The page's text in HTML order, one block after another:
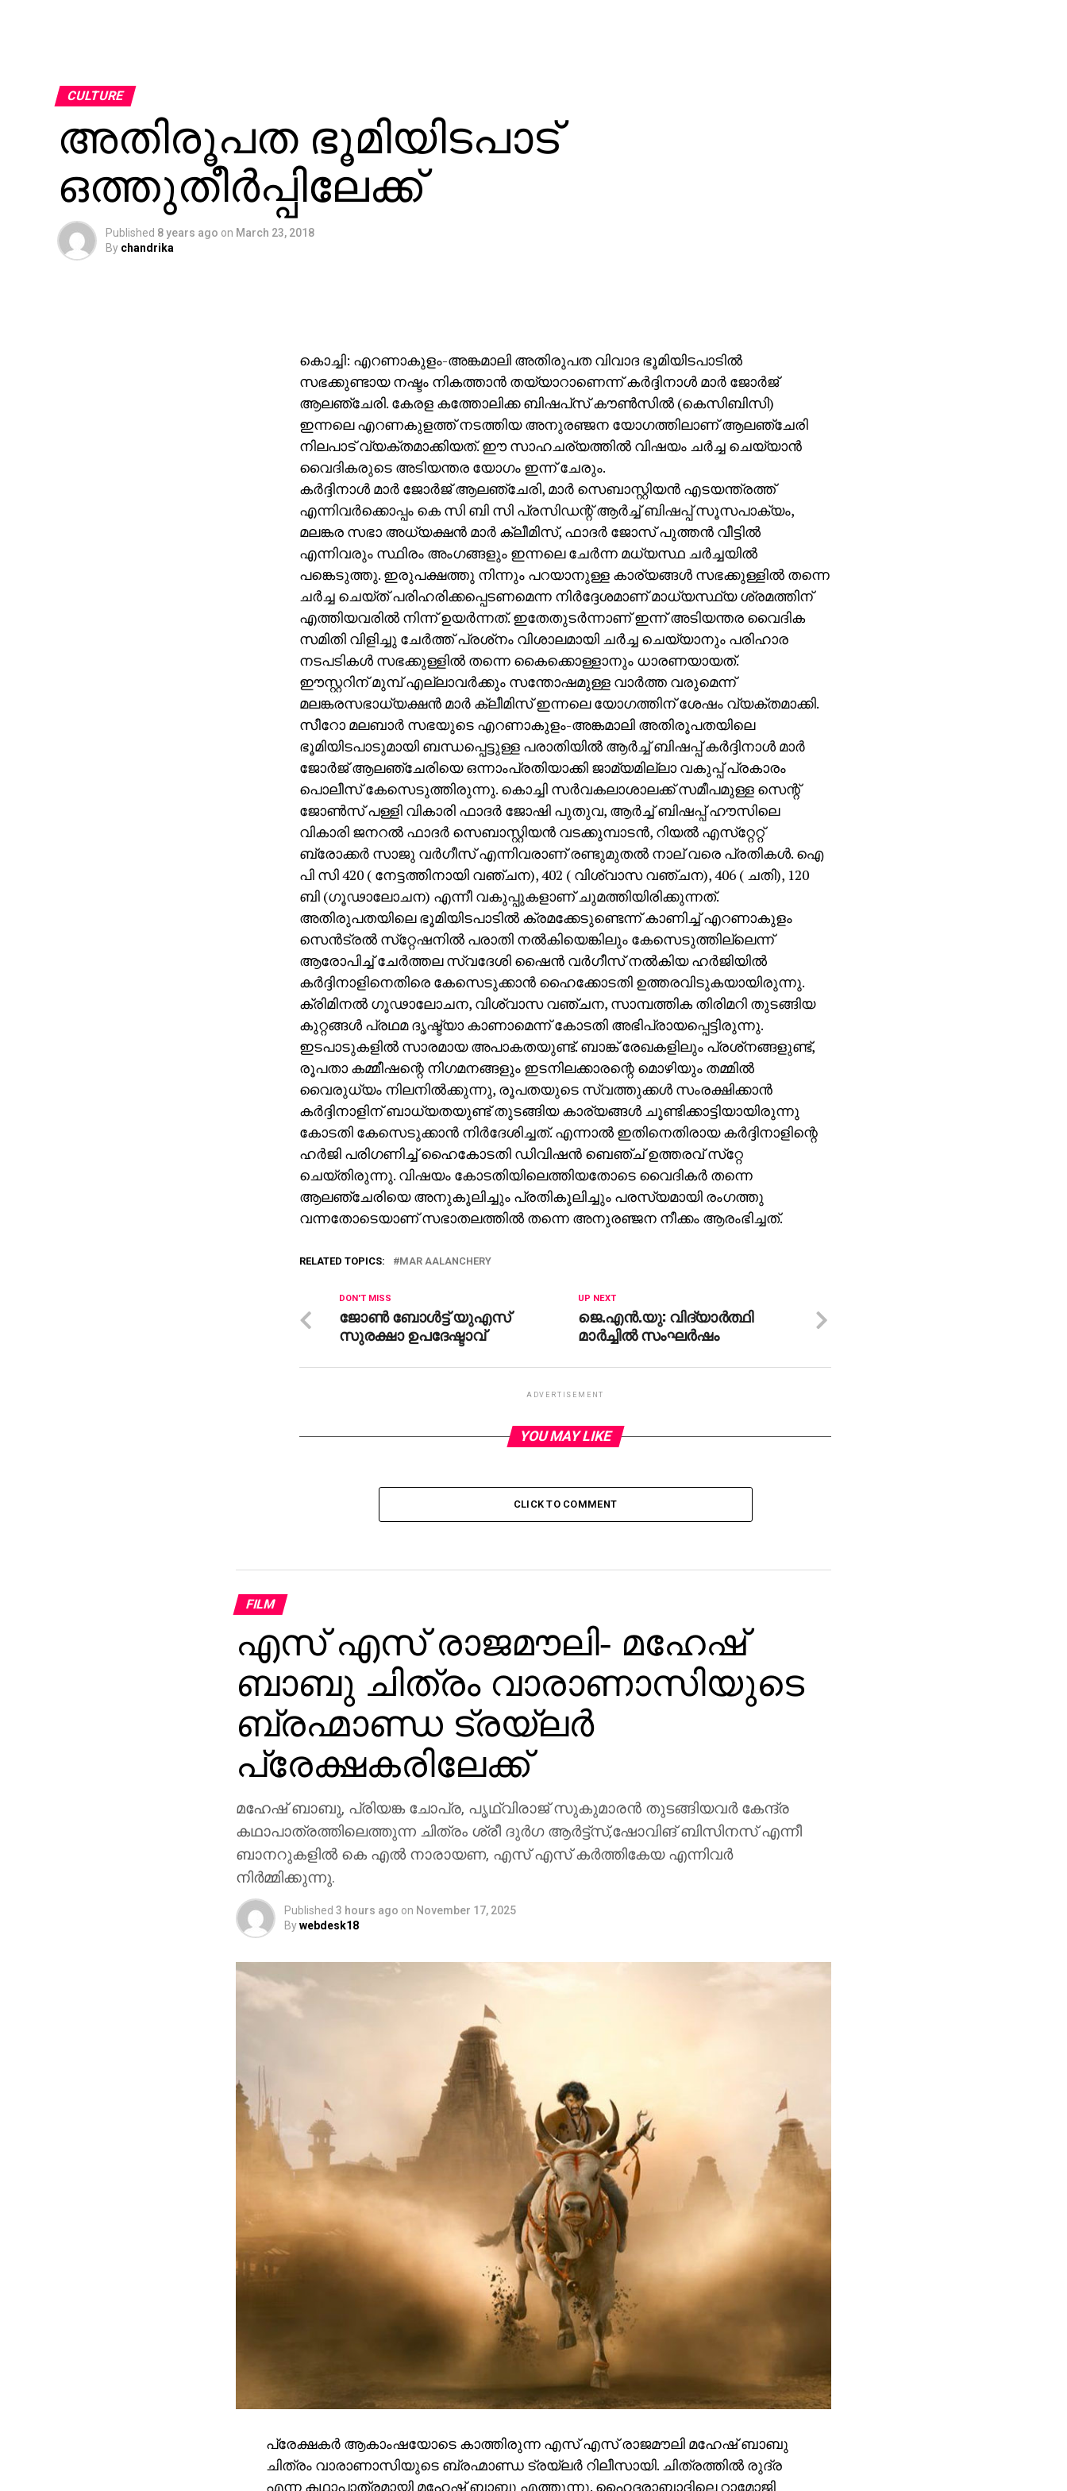
CULTURE
അതിരൂപത ഭൂമിയിടപാട്
ഒത്തുതീര്‍പ്പിലേക്ക്
Published 8 years ago on March 23, 2018
By chandrika
കൊച്ചി: എറണാകുളം-അങ്കമാലി അതിരുപത വിവാദ ഭൂമിയിടപാടില്‍
സഭക്കുണ്ടായ നഷ്ടം നികത്താന്‍ തയ്യാറാണെന്ന് കര്‍ദ്ദിനാള്‍ മാര്‍ ജോര്‍ജ്
ആലഞ്ചേരി. കേരള കത്തോലിക്ക ബിഷപ്‌സ് കൗണ്‍സില്‍ (കെസിബിസി)
ഇന്നലെ എറണകുളത്ത് നടത്തിയ അനുരഞ്ജന യോഗത്തിലാണ് ആലഞ്ചേരി
നിലപാട് വ്യക്തമാക്കിയത്. ഈ സാഹചര്യത്തില്‍ വിഷയം ചര്‍ച്ച ചെയ്യാന്‍
വൈദികരുടെ അടിയന്തര യോഗം ഇന്ന് ചേരും.
കര്‍ദ്ദിനാള്‍ മാര്‍ ജോര്‍ജ് ആലഞ്ചേരി, മാര്‍ സെബാസ്റ്റിയന്‍ എടയന്ത്രത്ത്
എന്നിവര്‍ക്കൊപ്പം കെ സി ബി സി പ്രസിഡന്റ് ആര്‍ച്ച് ബിഷപ്പ് സൂസപാക്യം,
മലങ്കര സഭാ അധ്യക്ഷന്‍ മാര്‍ ക്ലീമിസ്, ഫാദര്‍ ജോസ് പുത്തന്‍ വീട്ടില്‍
എന്നിവരും സ്ഥിരം അംഗങ്ങളും ഇന്നലെ ചേര്‍ന്ന മധ്യസ്ഥ ചര്‍ച്ചയില്‍
പങ്കെടുത്തു. ഇരുപക്ഷത്തു നിന്നും പറയാനുള്ള കാര്യങ്ങള്‍ സഭക്കുള്ളില്‍ തന്നെ
ചര്‍ച്ച ചെയ്ത് പരിഹരിക്കപ്പെടണമെന്ന നിര്‍ദ്ദേശമാണ് മാധ്യസ്ഥ്യ ശ്രമത്തിന്
എത്തിയവരില്‍ നിന്ന് ഉയര്‍ന്നത്. ഇതേതുടര്‍ന്നാണ് ഇന്ന് അടിയന്തര വൈദിക
സമിതി വിളിച്ചു ചേര്‍ത്ത് പ്രശ്‌നം വിശാലമായി ചര്‍ച്ച ചെയ്യാനും പരിഹാര
നടപടികള്‍ സഭക്കുള്ളില്‍ തന്നെ കൈക്കൊള്ളാനും ധാരണയായത്.
ഈസ്റ്ററിന് മുമ്പ് എല്ലാവര്‍ക്കും സന്തോഷമുള്ള വാര്‍ത്ത വരുമെന്ന്
മലങ്കരസഭാധ്യക്ഷന്‍ മാര്‍ ക്ലീമിസ് ഇന്നലെ യോഗത്തിന് ശേഷം വ്യക്തമാക്കി.
സീറോ മലബാര്‍ സഭയുടെ എറണാകുളം-അങ്കമാലി അതിരൂപതയിലെ
ഭൂമിയിടപാടുമായി ബന്ധപ്പെട്ടുള്ള പരാതിയില്‍ ആര്‍ച്ച് ബിഷപ്പ് കര്‍ദ്ദിനാള്‍ മാര്‍
ജോര്‍ജ് ആലഞ്ചേരിയെ ഒന്നാംപ്രതിയാക്കി ജാമ്യമില്ലാ വകുപ്പ് പ്രകാരം
പൊലീസ് കേസെടുത്തിരുന്നു. കൊച്ചി സര്‍വകലാശാലക്ക് സമീപമുള്ള സെന്റ്
ജോണ്‍സ് പള്ളി വികാരി ഫാദര്‍ ജോഷി പുതുവ, ആര്‍ച്ച് ബിഷപ്പ് ഹൗസിലെ
വികാരി ജനറല്‍ ഫാദര്‍ സെബാസ്റ്റിയന്‍ വടക്കുമ്പാടന്‍, റിയല്‍ എസ്‌റ്റേറ്റ്
ബ്രോക്കര്‍ സാജു വര്‍ഗീസ് എന്നിവരാണ് രണ്ടുമുതല്‍ നാല് വരെ പ്രതികള്‍. ഐ
പി സി 420 ( നേട്ടത്തിനായി വഞ്ചന), 402 ( വിശ്വാസ വഞ്ചന), 406 ( ചതി), 120
ബി (ഗൂഢാലോചന) എന്നീ വകുപ്പുകളാണ് ചുമത്തിയിരിക്കുന്നത്.
അതിരുപതയിലെ ഭൂമിയിടപാടില്‍ ക്രമക്കേടുണ്ടെന്ന് കാണിച്ച് എറണാകുളം
സെന്‍ട്രല്‍ സ്‌റ്റേഷനില്‍ പരാതി നല്‍കിയെങ്കിലും കേസെടുത്തില്ലെന്ന്
ആരോപിച്ച് ചേര്‍ത്തല സ്വദേശി ഷൈന്‍ വര്‍ഗീസ് നല്‍കിയ ഹര്‍ജിയില്‍
കര്‍ദ്ദിനാളിനെതിരെ കേസെടുക്കാന്‍ ഹൈക്കോടതി ഉത്തരവിടുകയായിരുന്നു.
ക്രിമിനല്‍ ഗൂഢാലോചന, വിശ്വാസ വഞ്ചന, സാമ്പത്തിക തിരിമറി തുടങ്ങിയ
കുറ്റങ്ങള്‍ പ്രഥമ ദൃഷ്ട്യാ കാണാമെന്ന് കോടതി അഭിപ്രായപ്പെട്ടിരുന്നു.
ഇടപാടുകളില്‍ സാരമായ അപാകതയുണ്ട്. ബാങ്ക് രേഖകളിലും പ്രശ്‌നങ്ങളുണ്ട്,
രൂപതാ കമ്മീഷന്റെ നിഗമനങ്ങളും ഇടനിലക്കാരന്റെ മൊഴിയും തമ്മില്‍
വൈരുധ്യം നിലനില്‍ക്കുന്നു, രൂപതയുടെ സ്വത്തുക്കള്‍ സംരക്ഷിക്കാന്‍
കര്‍ദ്ദിനാളിന് ബാധ്യതയുണ്ട് തുടങ്ങിയ കാര്യങ്ങള്‍ ചൂണ്ടിക്കാട്ടിയായിരുന്നു
കോടതി കേസെടുക്കാന്‍ നിര്‍ദേശിച്ചത്. എന്നാല്‍ ഇതിനെതിരായ കര്‍ദ്ദിനാളിന്റെ
ഹര്‍ജി പരിഗണിച്ച് ഹൈകോടതി ഡിവിഷന്‍ ബെഞ്ച് ഉത്തരവ് സ്‌റ്റേ
ചെയ്തിരുന്നു. വിഷയം കോടതിയിലെത്തിയതോടെ വൈദികര്‍ തന്നെ
ആലഞ്ചേരിയെ അനുകൂലിച്ചും പ്രതികൂലിച്ചും പരസ്യമായി രംഗത്തു
വന്നതോടെയാണ് സഭാതലത്തില്‍ തന്നെ അനുരഞ്ജന നീക്കം ആരംഭിച്ചത്.
RELATED TOPICS: MAR AALANCHERY
UP NEXT
ജെ.എന്‍.യു: വിദ്യാര്‍ത്ഥി
മാര്‍ച്ചില്‍ സംഘര്‍ഷം
DON'T MISS
ജോണ്‍ ബോള്‍ട്ട് യുഎസ്
സുരക്ഷാ ഉപദേഷ്ടാവ്
ADVERTISEMENT
YOU MAY LIKE
CLICK TO COMMENT
FILM
എസ് എസ് രാജമൗലി- മഹേഷ്
ബാബു ചിത്രം വാരാണാസിയുടെ
ബ്രഹ്മാണ്ഡ ട്രയ്ലർ
പ്രേക്ഷകരിലേക്ക്
മഹേഷ് ബാബു, പ്രിയങ്ക ചോപ്ര, പൃഥ്വിരാജ് സുകുമാരൻ തുടങ്ങിയവർ കേന്ദ്ര
കഥാപാത്രത്തിലെത്തുന്ന ചിത്രം ശ്രീ ദുർഗ ആർട്ട്സ്,ഷോവിങ് ബിസിനസ് എന്നീ
ബാനറുകളിൽ കെ എൽ നാരായണ, എസ് എസ് കർത്തികേയ എന്നിവർ
നിർമ്മിക്കുന്നു.
Published 3 hours ago on November 17, 2025
Bywebdesk18
പ്രേക്ഷകർ ആകാംഷയോടെ കാത്തിരുന്ന എസ് എസ് രാജമൗലി മഹേഷ് ബാബു
ചിത്രം വാരാണാസിയുടെ ബ്രഹ്മാണ്ഡ ട്രയ്ലർ റിലീസായി. ചിത്രത്തിൽ രുദ്ര
എന്ന കഥാപാത്രമായി മഹേഷ് ബാബു എത്തുന്നു. ഹൈദരാബാദിലെ റാമോജി